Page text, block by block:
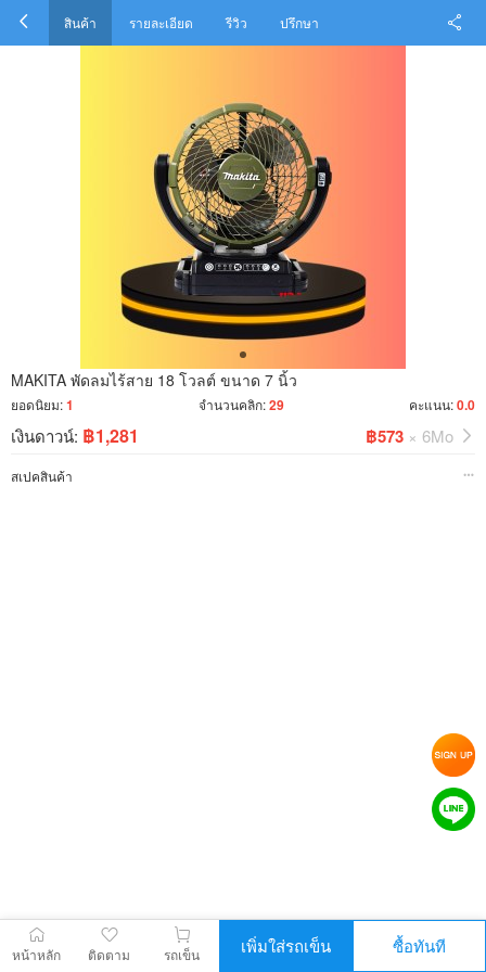
สินค้า รายละเอียด รีวิว ปรึกษา
MAKITA พัดลมไร้สาย 18 โวลต์ ขนาด 7 นิ้ว
ยอดนิยม:1 จำนวนคลิก:29 คะแนน:0.0
เงินดาวน์: ฿1,281 ฿573 × 6Mo
สเปคสินค้า
หน้าหลัก ติดตาม รถเข็น เพิ่มใส่รถเข็น ซื้อทันที